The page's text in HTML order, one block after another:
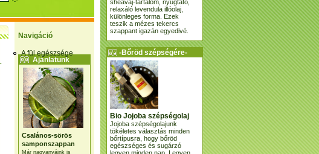
Navigáció
A fül egészsége
Ajánlatunk
Csalános-sörös
samponszappan
Már nagyanyáink is
sheavaj-tartalom, nyugtató,
relaxáló levendula illóolaj,
különleges forma. Ezek
teszik a mézes tekercs
szappant igazán egyedivé.
-Bőröd szépségére-
Bio Jojoba szépségolaj
Jojoba szépségolajunk
tökéletes választás minden
bőrtípusra, hogy bőröd
egészséges és sugárzó